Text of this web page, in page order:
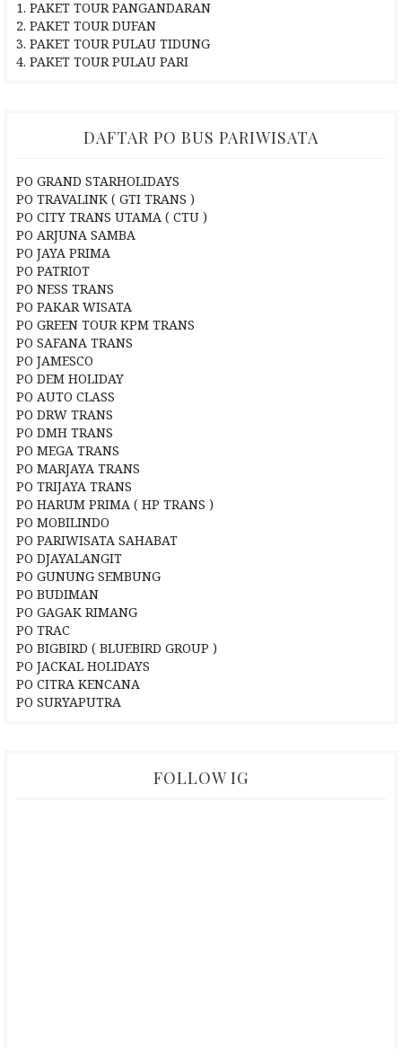
1. PAKET TOUR PANGANDARAN
2. PAKET TOUR DUFAN
3. PAKET TOUR PULAU TIDUNG
4. PAKET TOUR PULAU PARI
DAFTAR PO BUS PARIWISATA
PO GRAND STARHOLIDAYS
PO TRAVALINK ( GTI TRANS )
PO CITY TRANS UTAMA ( CTU )
PO ARJUNA SAMBA
PO JAYA PRIMA
PO PATRIOT
PO NESS TRANS
PO PAKAR WISATA
PO GREEN TOUR KPM TRANS
PO SAFANA TRANS
PO JAMESCO
PO DEM HOLIDAY
PO AUTO CLASS
PO DRW TRANS
PO DMH TRANS
PO MEGA TRANS
PO MARJAYA TRANS
PO TRIJAYA TRANS
PO HARUM PRIMA ( HP TRANS )
PO MOBILINDO
PO PARIWISATA SAHABAT
PO DJAYALANGIT
PO GUNUNG SEMBUNG
PO BUDIMAN
PO GAGAK RIMANG
PO TRAC
PO BIGBIRD ( BLUEBIRD GROUP )
PO JACKAL HOLIDAYS
PO CITRA KENCANA
PO SURYAPUTRA
FOLLOW IG